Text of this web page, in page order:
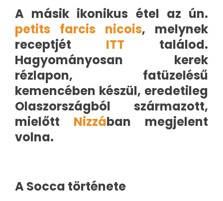
A másik ikonikus étel az ún.
petits farcis nicois, melynek
receptjét ITT találod.
Hagyományosan kerek
rézlapon, fatüzelésű
kemencében készül, eredetileg
Olaszországból származott,
mielőtt Nizzában megjelent
volna.
A Socca története